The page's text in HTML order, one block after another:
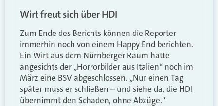
Wirt freut sich über HDI
Zum Ende des Berichts können die Reporter
immerhin noch von einem Happy End berichten.
Ein Wirt aus dem Nürnberger Raum hatte
angesichts der „Horrorbilder aus Italien“ noch im
März eine BSV abgeschlossen. „Nur einen Tag
später muss er schließen – und siehe da, die HDI
übernimmt den Schaden, ohne Abzüge.“